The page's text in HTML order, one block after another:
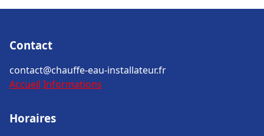
Contact
contact@chauffe-eau-installateur.fr
Accueil Informations
Horaires